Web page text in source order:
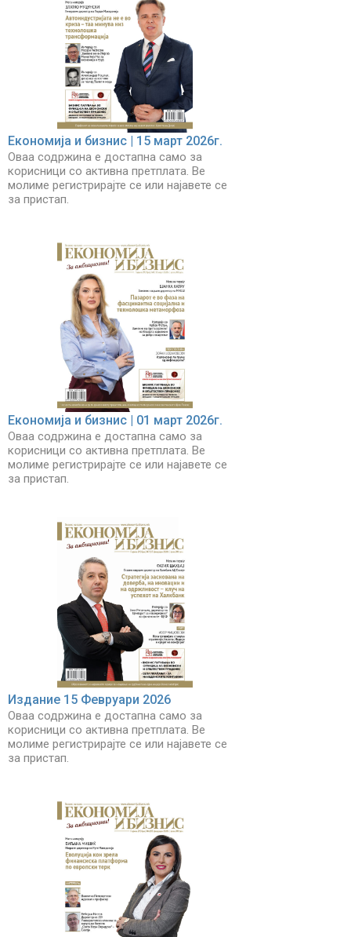
Економија и бизнис | 15 март 2026г.
Оваа содржина е достапна само за
корисници со активна претплата. Ве
молиме регистрирајте се или најавете се
за пристап.
Економија и бизнис | 01 март 2026г.
Оваа содржина е достапна само за
корисници со активна претплата. Ве
молиме регистрирајте се или најавете се
за пристап.
Издание 15 Февруари 2026
Оваа содржина е достапна само за
корисници со активна претплата. Ве
молиме регистрирајте се или најавете се
за пристап.